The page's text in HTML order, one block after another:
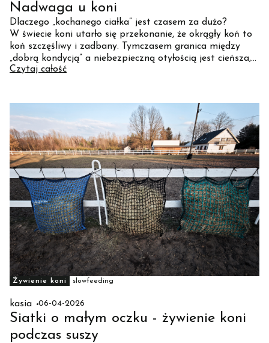
Nadwaga u koni
Dlaczego „kochanego ciałka” jest czasem za dużo?
W świecie koni utarło się przekonanie, że okrągły koń to
koń szczęśliwy i zadbany. Tymczasem granica między
„dobrą kondycją” a niebezpieczną otyłością jest cieńsza,
niż nam się wydaje.
Czytaj całość
Żywienie koni slowfeeding
kasia 06-04-2026
Siatki o małym oczku - żywienie koni
podczas suszy